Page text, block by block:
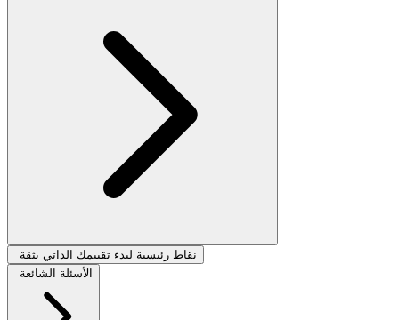
نقاط رئيسية لبدء تقييمك الذاتي بثقة
الأسئلة الشائعة